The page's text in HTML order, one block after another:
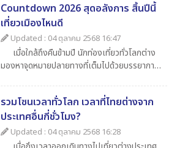
ดี ๆ ก็สามารถไป เที่ยวต่างประเทศในราคาสบาย
กระเป๋า วันนี้ 365Travel(ทัวร์ 365 วัน) ขอนำ
เสนอ 5 เทคนิคเที่ยวต่างประเทศแบบประหยัด ที่
จะช่วยให้นักท่องเที่ยวทุกคนสามารถไปเปิด
ประสบการณ์ใหม่ ๆ ได้อย่างคุ้มค่า
Countdown 2026 สุดอลังการ สิ้นปีนี้
เที่ยวเมืองไหนดี
Updated : 04 ตุลาคม 2568 16:47
เมื่อใกล้ถึงคืนข้ามปี นักท่องเที่ยวทั่วโลกต่าง
มองหาจุดหมายปลายทางที่เต็มไปด้วยบรรยากาศ
365Travel(ทัวร์365วัน) มี 4 ประเทศน่าไป เคา
นต์ดาวน์ 2026 ที่ไม่ควรพลาดมาแนะนำ
รวมโซนเวลาทั่วโลก เวลาที่ไทยต่างจาก
ประเทศอื่นกี่ชั่วโมง?
Updated : 04 ตุลาคม 2568 16:28